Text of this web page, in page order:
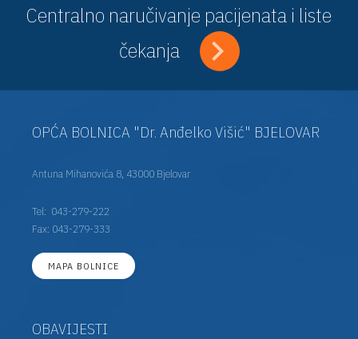
Centralno naručivanje pacijenata i liste
čekanja
OPĆA BOLNICA "Dr. Anđelko Višić" BJELOVAR
Antuna Mihanovića 8, 43000 Bjelovar
Tel: 043-279-222
Fax: 043-279-333
MAPA BOLNICE
OBAVIJESTI